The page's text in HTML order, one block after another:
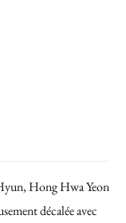
Hong Hwa Yeon
décalée avec